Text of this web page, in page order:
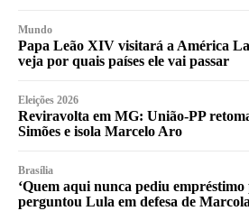
Mundo
Papa Leão XIV visitará a América
veja por quais países ele vai passar
Eleições 2026
Reviravolta em MG: União-PP
Simões e isola Marcelo Aro
Brasília
‘Quem aqui nunca pediu empréstimo
perguntou Lula em defesa de Marcola